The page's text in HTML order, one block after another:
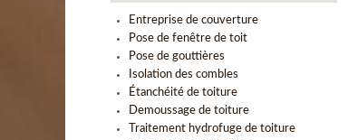
Entreprise de couverture
Pose de fenêtre de toit
Pose de gouttières
Isolation des combles
Étanchéité de toiture
Demoussage de toiture
Traitement hydrofuge de toiture